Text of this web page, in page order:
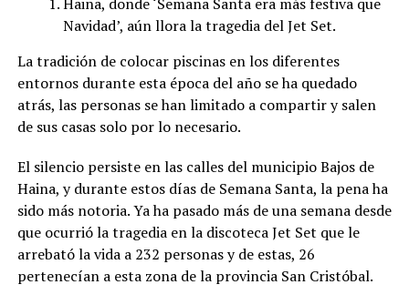
Haina, donde ‘Semana Santa era más festiva que
Navidad’, aún llora la tragedia del Jet Set.
La tradición de colocar piscinas en los diferentes
entornos durante esta época del año se ha quedado
atrás, las personas se han limitado a compartir y salen
de sus casas solo por lo necesario.
El silencio persiste en las calles del municipio Bajos de
Haina, y durante estos días de Semana Santa, la pena ha
sido más notoria. Ya ha pasado más de una semana desde
que ocurrió la tragedia en la discoteca Jet Set que le
arrebató la vida a 232 personas y de estas, 26
pertenecían a esta zona de la provincia San Cristóbal.